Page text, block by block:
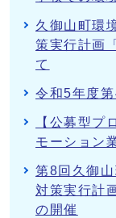
久御山町環
策実行計画
て
令和5年度
【公募型プ
モーション
第8回久御
対策実行計
の開催